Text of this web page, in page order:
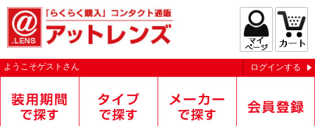
ようこそゲスト さん ログインする